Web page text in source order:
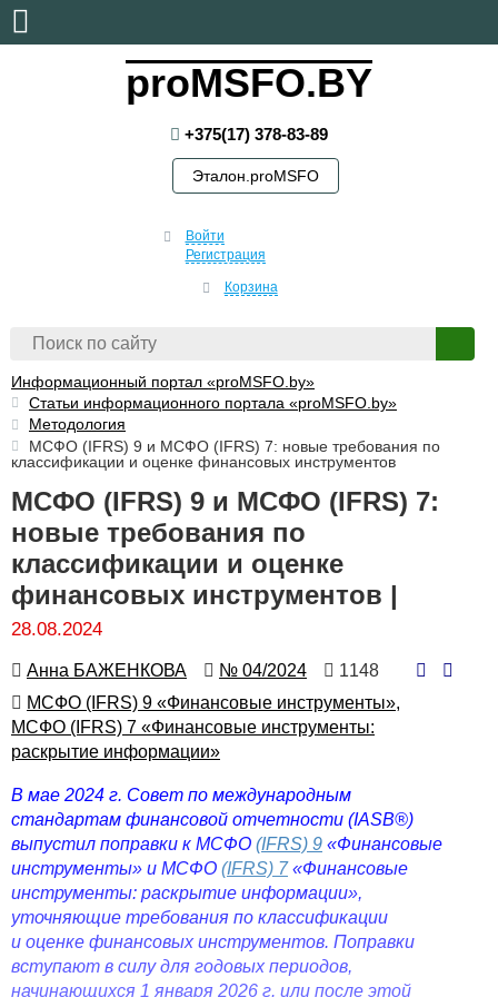
proMSFO.BY
+375(17) 378-83-89
Эталон.proMSFO
Войти
Регистрация
Корзина
Информационный портал «proMSFO.by»
Статьи информационного портала «proMSFO.by»
Методология
МСФО (IFRS) 9 и МСФО (IFRS) 7: новые требования по
классификации и оценке финансовых инструментов
МСФО (IFRS) 9 и МСФО (IFRS) 7:
новые требования по
классификации и оценке
финансовых инструментов |
28.08.2024
Автор
Анна БАЖЕНКОВА Номер
№ 04/2024
Количество
1148
Автор
МСФО (IFRS) 9 «Финансовые инструменты»,
МСФО (IFRS) 7 «Финансовые инструменты:
раскрытие информации»
В мае 2024 г. Совет по международным
стандартам финансовой отчетности (IASB®)
выпустил поправки к МСФО (IFRS) 9 «Финансовые
инструменты» и МСФО (IFRS) 7«Финансовые
инструменты: раскрытие информации»,
уточняющие требования по классификации
и оценке финансовых инструментов. Поправки
вступают в силу для годовых периодов,
начинающихся 1 января 2026 г. или после этой